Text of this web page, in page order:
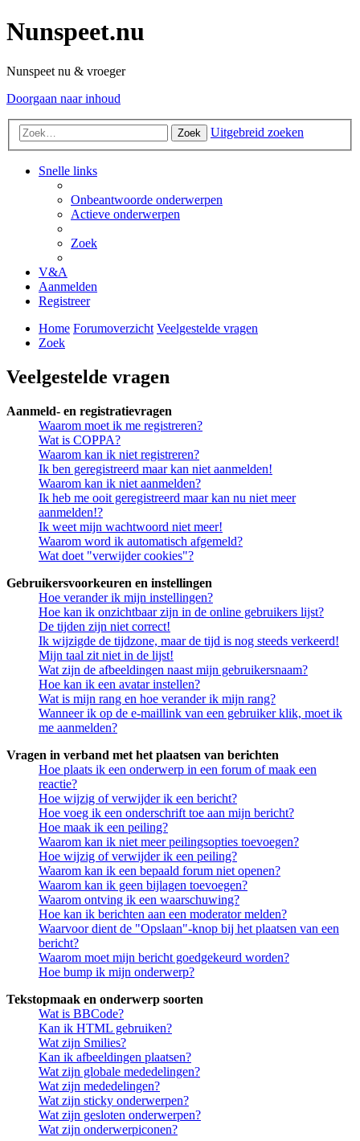
Nunspeet.nu
Nunspeet nu & vroeger
Doorgaan naar inhoud
Zoek Uitgebreid zoeken
Snelle links
Onbeantwoorde onderwerpen
Actieve onderwerpen
Zoek
V&A
Aanmelden
Registreer
Home Forumoverzicht Veelgestelde vragen
Zoek
Veelgestelde vragen
Aanmeld- en registratievragen
Waarom moet ik me registreren?
Wat is COPPA?
Waarom kan ik niet registreren?
Ik ben geregistreerd maar kan niet aanmelden!
Waarom kan ik niet aanmelden?
Ik heb me ooit geregistreerd maar kan nu niet meer
aanmelden!?
Ik weet mijn wachtwoord niet meer!
Waarom word ik automatisch afgemeld?
Wat doet "verwijder cookies"?
Gebruikersvoorkeuren en instellingen
Hoe verander ik mijn instellingen?
Hoe kan ik onzichtbaar zijn in de online gebruikers lijst?
De tijden zijn niet correct!
Ik wijzigde de tijdzone, maar de tijd is nog steeds verkeerd!
Mijn taal zit niet in de lijst!
Wat zijn de afbeeldingen naast mijn gebruikersnaam?
Hoe kan ik een avatar instellen?
Wat is mijn rang en hoe verander ik mijn rang?
Wanneer ik op de e-maillink van een gebruiker klik, moet ik
me aanmelden?
Vragen in verband met het plaatsen van berichten
Hoe plaats ik een onderwerp in een forum of maak een
reactie?
Hoe wijzig of verwijder ik een bericht?
Hoe voeg ik een onderschrift toe aan mijn bericht?
Hoe maak ik een peiling?
Waarom kan ik niet meer peilingsopties toevoegen?
Hoe wijzig of verwijder ik een peiling?
Waarom kan ik een bepaald forum niet openen?
Waarom kan ik geen bijlagen toevoegen?
Waarom ontving ik een waarschuwing?
Hoe kan ik berichten aan een moderator melden?
Waarvoor dient de "Opslaan"-knop bij het plaatsen van een
bericht?
Waarom moet mijn bericht goedgekeurd worden?
Hoe bump ik mijn onderwerp?
Tekstopmaak en onderwerp soorten
Wat is BBCode?
Kan ik HTML gebruiken?
Wat zijn Smilies?
Kan ik afbeeldingen plaatsen?
Wat zijn globale mededelingen?
Wat zijn mededelingen?
Wat zijn sticky onderwerpen?
Wat zijn gesloten onderwerpen?
Wat zijn onderwerpiconen?